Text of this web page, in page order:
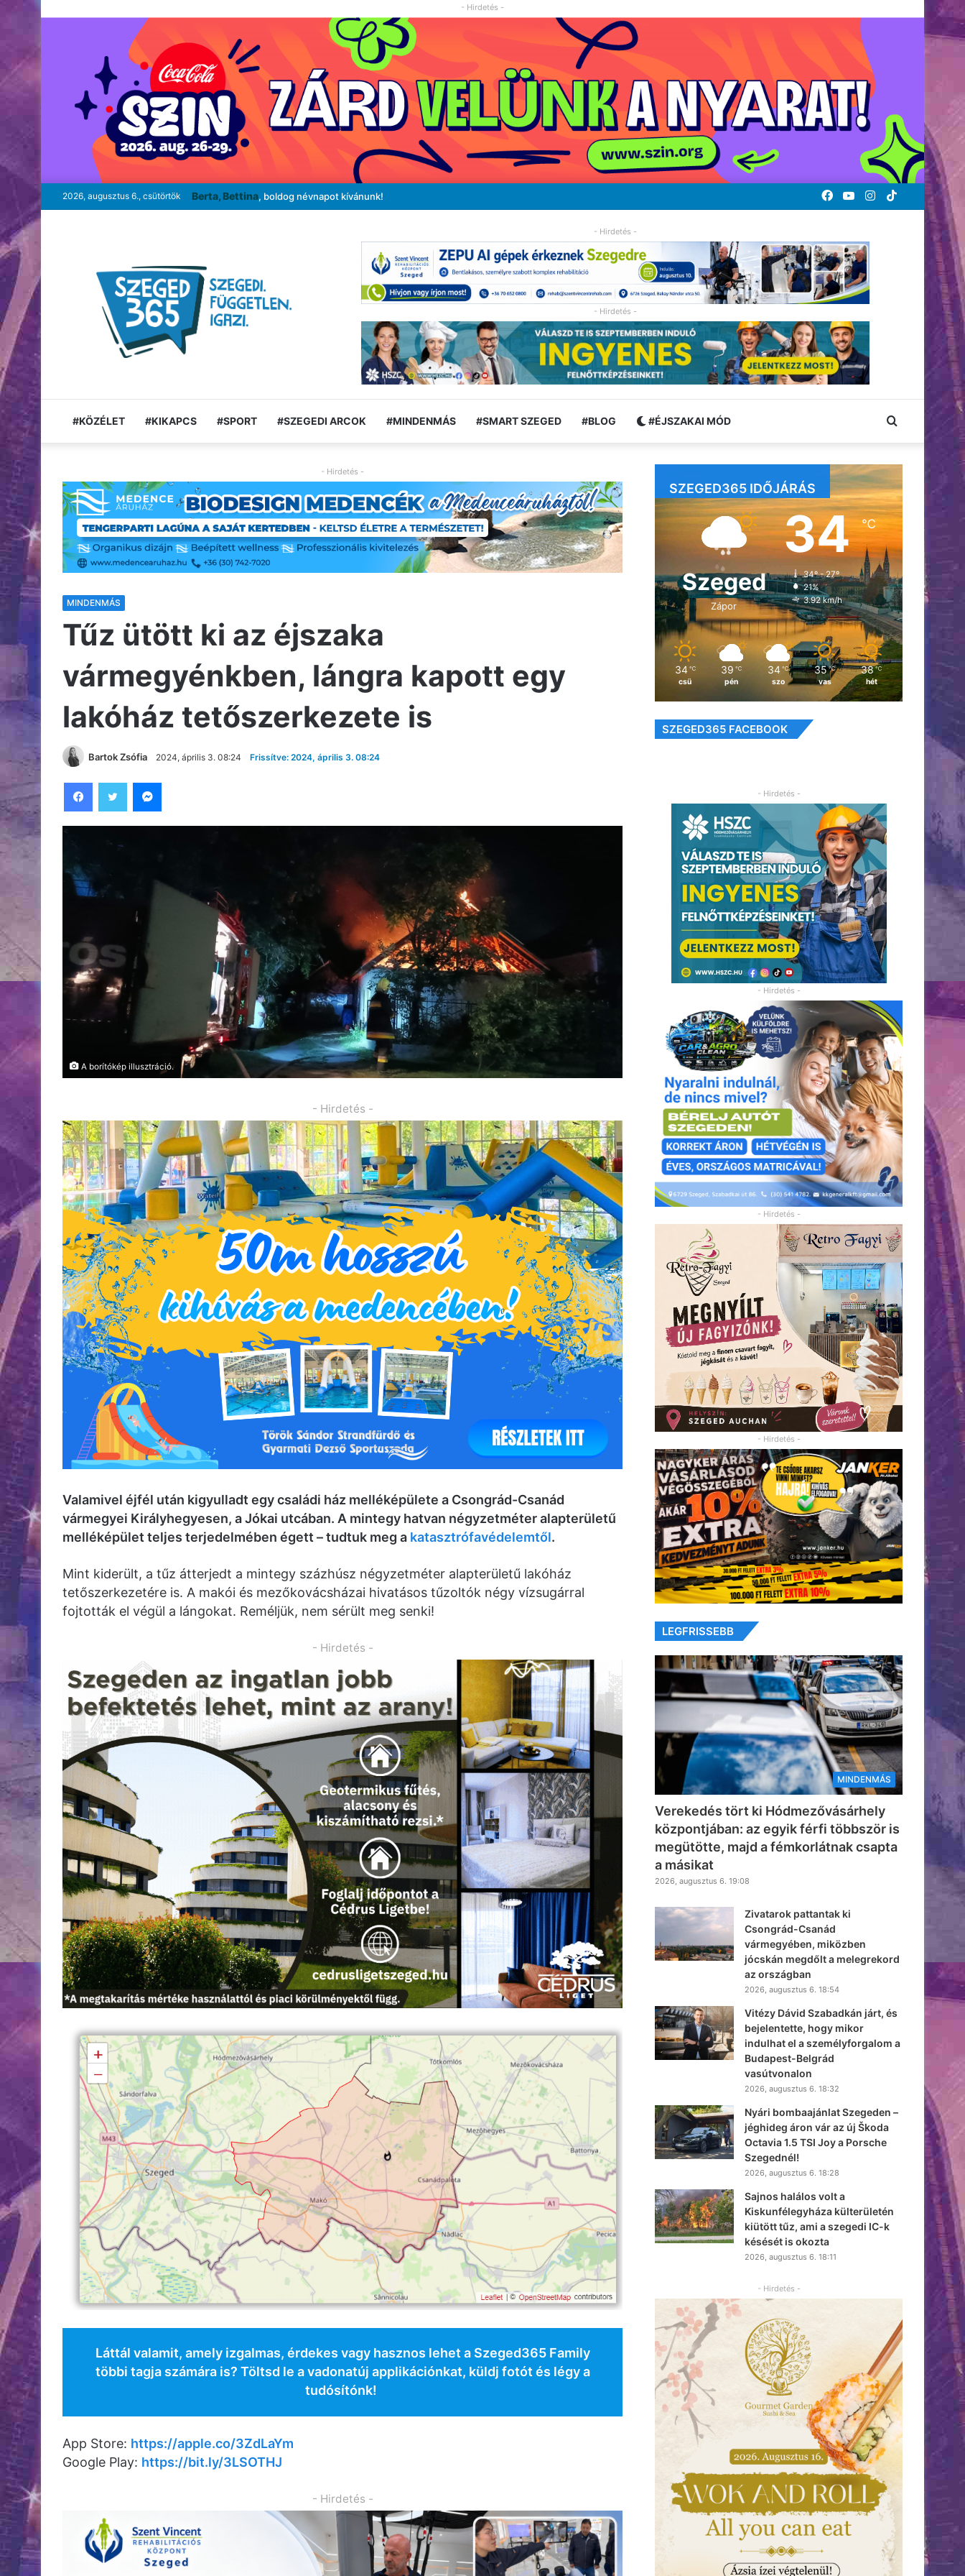
- Hirdetés -
2026, augusztus 6., csütörtök Berta, Bettina, boldog névnapot kívánunk! TikTok
Instagram
YouTube
Facebook
- Hirdetés -
- Hirdetés -
#KÖZÉLET #KIKAPCS #SPORT #SZEGEDI ARCOK #MINDENMÁS #SMART SZEGED #BLOG #ÉJSZAKAI MÓD Keresés:
- Hirdetés -
MINDENMÁS
Tűz ütött ki az éjszaka
vármegyénkben, lángra kapott egy
lakóház tetőszerkezete is
Bartok Zsófia 2024, április 3. 08:24 Frissítve: 2024, április 3. 08:24
A borítókép illusztráció.
- Hirdetés -
Valamivel éjfél után kigyulladt egy családi ház melléképülete a Csongrád-Csanád
vármegyei Királyhegyesen, a Jókai utcában. A mintegy hatvan négyzetméter alapterületű
melléképület teljes terjedelmében égett – tudtuk meg a katasztrófavédelemtől.
Mint kiderült, a tűz átterjedt a mintegy százhúsz négyzetméter alapterületű lakóház
tetőszerkezetére is. A makói és mezőkovácsházai hivatásos tűzoltók négy vízsugárral
fojtották el végül a lángokat. Reméljük, nem sérült meg senki!
- Hirdetés -
Láttál valamit, amely izgalmas, érdekes vagy hasznos lehet a Szeged365 Family
többi tagja számára is? Töltsd le a vadonatúj applikációnkat, küldj fotót és légy a
tudósítónk!
App Store: https://apple.co/3ZdLaYm
Google Play: https://bit.ly/3LSOTHJ
- Hirdetés -
SZEGED365 IDŐJÁRÁS
Szeged
Zápor
34℃
34º - 27º
21%
3.92 km/h
34 ℃
csü
39 ℃
pén
34 ℃
szo
35 ℃
vas
38 ℃
hét
SZEGED365 FACEBOOK
- Hirdetés -
- Hirdetés -
- Hirdetés -
- Hirdetés -
LEGFRISSEBB
MINDENMÁS
Verekedés tört ki Hódmezővásárhely
központjában: az egyik férfi többször is
megütötte, majd a fémkorlátnak csapta
a másikat
2026, augusztus 6. 19:08
Zivatarok pattantak ki
Csongrád-Csanád
vármegyében, miközben
jócskán megdőlt a melegrekord
az országban
2026, augusztus 6. 18:54
Vitézy Dávid Szabadkán járt, és
bejelentette, hogy mikor
indulhat el a személyforgalom a
Budapest-Belgrád
vasútvonalon
2026, augusztus 6. 18:32
Nyári bombaajánlat Szegeden –
jéghideg áron vár az új Škoda
Octavia 1.5 TSI Joy a Porsche
Szegednél!
2026, augusztus 6. 18:28
Sajnos halálos volt a
Kiskunfélegyháza külterületén
kiütött tűz, ami a szegedi IC-k
késését is okozta
2026, augusztus 6. 18:11
- Hirdetés -